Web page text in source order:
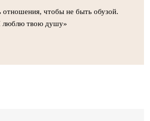
отношения, чтобы не быть обузой.
люблю твою душу»